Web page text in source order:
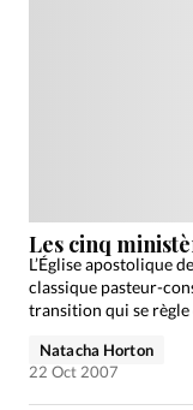
Les cinq
L’Église apostolique
classique pasteur-
transition qui se
Natacha Horton
22 Oct 2007